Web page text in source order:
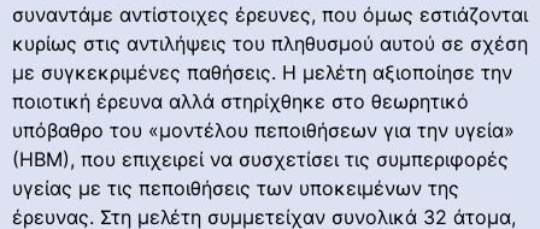
συναντάμε αντίστοιχες έρευνες, που όμως εστιάζονται
κυρίως στις αντιλήψεις του πληθυσμού αυτού σε σχέση
με συγκεκριμένες παθήσεις. Η μελέτη αξιοποίησε την
ποιοτική έρευνα αλλά στηρίχθηκε στο θεωρητικό
υπόβαθρο του «μοντέλου πεποιθήσεων για την υγεία»
(ΗΒΜ), που επιχειρεί να συσχετίσει τις συμπεριφορές
υγείας με τις πεποιθήσεις των υποκειμένων της
έρευνας. Στη μελέτη συμμετείχαν συνολικά 32 άτομα,